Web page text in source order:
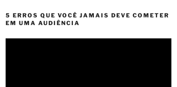
5 ERROS QUE VOCÊ JAMAIS DEVE COMETER
EM UMA AUDIÊNCIA